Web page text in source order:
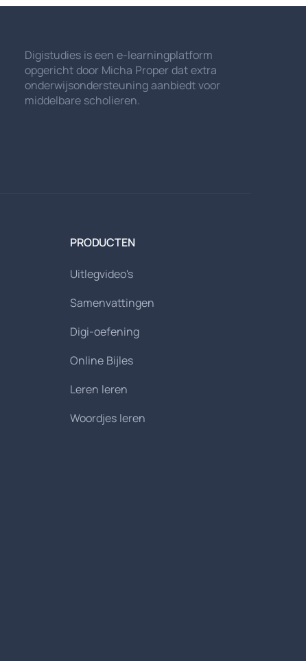
Digistudies is een e-learningplatform
opgericht door Micha Proper dat extra
onderwijsondersteuning aanbiedt voor
middelbare scholieren.
PRODUCTEN
Uitlegvideo's
Samenvattingen
Digi-oefening
Online Bijles
Leren leren
Woordjes leren